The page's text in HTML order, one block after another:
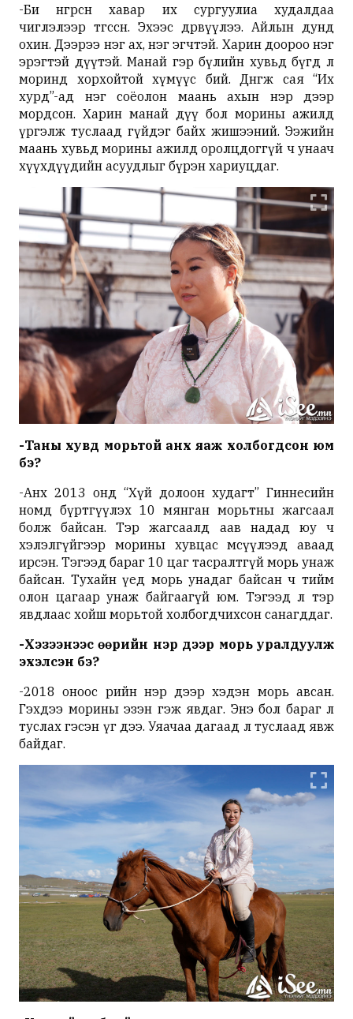
-Би өнгөрсөн хавар их сургуулиа худалдаа
чиглэлээр төгссөн. Эхээс дөрвүүлээ. Айлын дунд
охин. Дээрээ нэг ах, нэг эгчтэй. Харин доороо нэг
эрэгтэй дүүтэй. Манай гэр бүлийн хувьд бүгд л
моринд хорхойтой хүмүүс бий. Дөнгөж сая “Их
хурд”-ад нэг соёолон маань ахын нэр дээр
мордсон. Харин манай дүү бол морины ажилд
үргэлж туслаад гүйдэг байх жишээний. Ээжийн
маань хувьд морины ажилд оролцдоггүй ч унаач
хүүхдүүдийн асуудлыг бүрэн хариуцдаг.
-Таны хувд морьтой анх яаж холбогдсон юм
бэ?
-Анх 2013 онд “Хүй долоон худагт” Гиннесийн
номд бүртгүүлэх 10 мянган морьтны жагсаал
болж байсан. Тэр жагсаалд аав надад юу ч
хэлэлгүйгээр морины хувцас өмсүүлээд аваад
ирсэн. Тэгээд бараг 10 цаг тасралтгүй морь унаж
байсан. Тухайн үед морь унадаг байсан ч тийм
олон цагаар унаж байгаагүй юм. Тэгээд л тэр
явдлаас хойш морьтой холбогдчихсон санагддаг.
-Хэзээнээс өөрийн нэр дээр морь уралдуулж
эхэлсэн бэ?
-2018 оноос өөрийн нэр дээр хэдэн морь авсан.
Гэхдээ морины эзэн гэж явдаг. Энэ бол бараг л
туслах гэсэн үг дээ. Уяачаа дагаад л туслаад явж
байдаг.